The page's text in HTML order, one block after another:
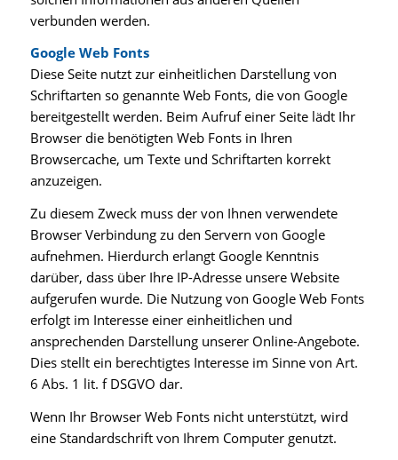
verbunden werden.
Google Web Fonts
Diese Seite nutzt zur einheitlichen Darstellung von
Schriftarten so genannte Web Fonts, die von Google
bereitgestellt werden. Beim Aufruf einer Seite lädt Ihr
Browser die benötigten Web Fonts in Ihren
Browsercache, um Texte und Schriftarten korrekt
anzuzeigen.
Zu diesem Zweck muss der von Ihnen verwendete
Browser Verbindung zu den Servern von Google
aufnehmen. Hierdurch erlangt Google Kenntnis
darüber, dass über Ihre IP-Adresse unsere Website
aufgerufen wurde. Die Nutzung von Google Web Fonts
erfolgt im Interesse einer einheitlichen und
ansprechenden Darstellung unserer Online-Angebote.
Dies stellt ein berechtigtes Interesse im Sinne von Art.
6 Abs. 1 lit. f DSGVO dar.
Wenn Ihr Browser Web Fonts nicht unterstützt, wird
eine Standardschrift von Ihrem Computer genutzt.